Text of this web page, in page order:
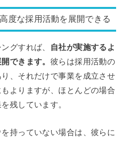
度な採用活動を展開できる
グすれば、
自社が実施するよ
できます。 彼らは採用活動の
、それだけで事業を成立させ
よりますが、ほとんどの場合
残しています。
持っていない場合は、彼らに